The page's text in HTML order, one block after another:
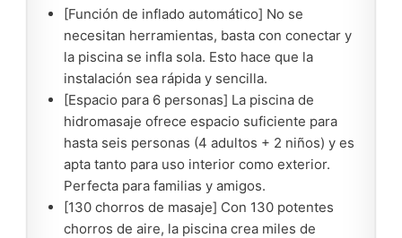
[Función de inflado automático] No se
necesitan herramientas, basta con conectar y
la piscina se infla sola. Esto hace que la
instalación sea rápida y sencilla.
[Espacio para 6 personas] La piscina de
hidromasaje ofrece espacio suficiente para
hasta seis personas (4 adultos + 2 niños) y es
apta tanto para uso interior como exterior.
Perfecta para familias y amigos.
[130 chorros de masaje] Con 130 potentes
chorros de aire, la piscina crea miles de